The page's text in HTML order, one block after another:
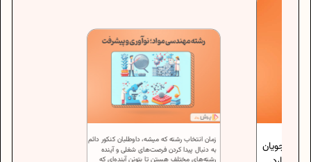
دانشجویان
زمان انتخاب رشته که میشه، داوطلبان کنکور دائم
به دنبال پیدا کردن فرصت‌های شغلی و آینده